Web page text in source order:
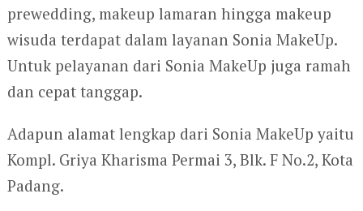
prewedding, makeup lamaran hingga makeup
wisuda terdapat dalam layanan Sonia MakeUp.
Untuk pelayanan dari Sonia MakeUp juga ramah
dan cepat tanggap.
Adapun alamat lengkap dari Sonia MakeUp yaitu
Kompl. Griya Kharisma Permai 3, Blk. F No.2, Kota
Padang.